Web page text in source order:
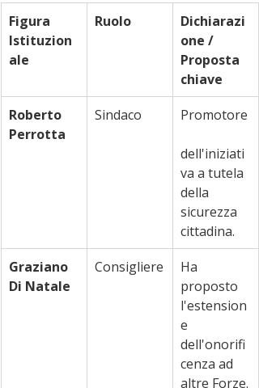
Figura
Istituzion
ale
Ruolo
Dichiarazi
one /
Proposta
chiave
Roberto
Perrotta
Sindaco Promotore
dell'iniziati
va a tutela
della
sicurezza
cittadina.
Graziano
Di Natale
Consigliere
Ha
proposto
l'estension
e
dell'onorifi
cenza ad
altre Forze.